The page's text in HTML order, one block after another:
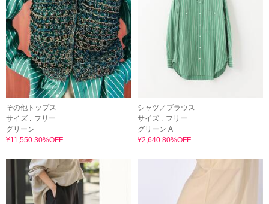
その他トップス
サイズ : フリー
グリーン
¥11,550 30%OFF
シャツ／ブラウス
サイズ : フリー
グリーン A
¥2,640 80%OFF